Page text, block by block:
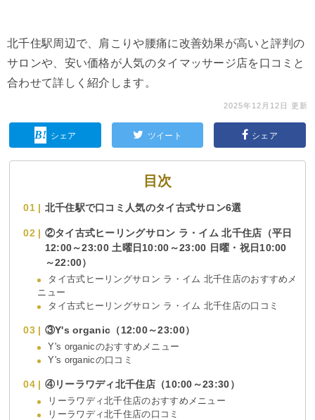
北千住駅周辺で、肩こりや腰痛に改善効果が高いと評判の
サロンや、安い価格が人気のタイマッサージ店を口コミと
合わせて詳しく紹介します。
2025年12月12日 更新
シェア ツイート シェア
目次
北千住駅で口コミ人気のタイ古式サロン6選
②タイ古式ヒーリングサロン ラ・イム 北千住店（平日
12:00～23:00 土曜日10:00～23:00 日曜・祝日10:00
～22:00）
タイ古式ヒーリングサロン ラ・イム 北千住店のおすすめメ
ニュー
タイ古式ヒーリングサロン ラ・イム 北千住店の口コミ
③Y's organic（12:00～23:00）
Y's organicのおすすめメニュー
Y's organicの口コミ
④リーラワディ北千住店（10:00～23:30）
リーラワディ北千住店のおすすめメニュー
リーラワディ北千住店の口コミ